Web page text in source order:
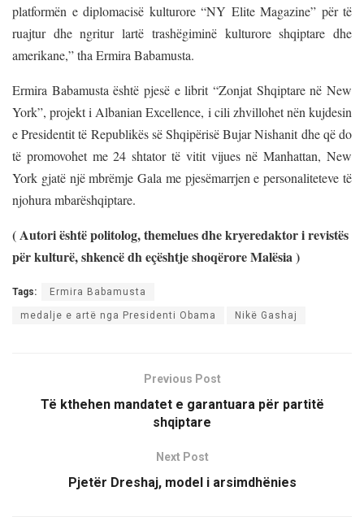
platformën e diplomacisë kulturore “NY Elite Magazine” për të
ruajtur dhe ngritur lartë trashëgiminë kulturore shqiptare dhe
amerikane,” tha Ermira Babamusta.
Ermira Babamusta është pjesë e librit “Zonjat Shqiptare në New
York”, projekt i Albanian Excellence, i cili zhvillohet nën kujdesin
e Presidentit të Republikës së Shqipërisë Bujar Nishanit dhe që do
të promovohet me 24 shtator të vitit vijuesnë Manhattan, New
York gjatë një mbrëmje Gala me pjesëmarrjen e personaliteteve të
njohura mbarëshqiptare.
( Autori është politolog, themelues dhe kryeredaktor i revistës
për kulturë, shkencë dh eçështje shoqërore Malësia )
Tags: Ermira Babamusta
medalje e artë nga Presidenti Obama Nikë Gashaj
Previous Post
Të kthehen mandatet e garantuara për partitë
shqiptare
Next Post
Pjetër Dreshaj, model i arsimdhënies